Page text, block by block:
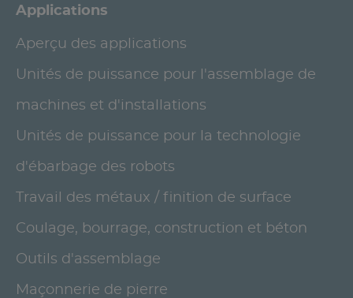
Applications
Aperçu des applications
Unités de puissance pour l'assemblage de
machines et d'installations
Unités de puissance pour la technologie
d'ébarbage des robots
Travail des métaux / finition de surface
Coulage, bourrage, construction et béton
Outils d'assemblage
Maçonnerie de pierre